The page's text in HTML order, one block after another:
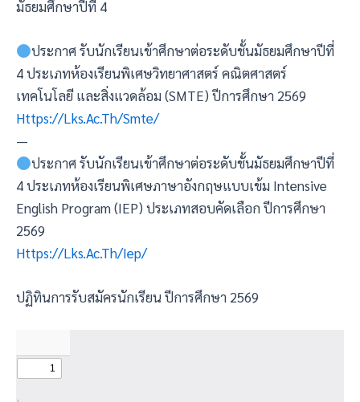
มัธยมศึกษาปีที่ 4
ประกาศ รับนักเรียนเข้าศึกษาต่อระดับชั้นมัธยมศึกษาปีที่
4 ประเภทห้องเรียนพิเศษวิทยาศาสตร์ คณิตศาสตร์
เทคโนโลยี และสิ่งแวดล้อม (SMTE) ปีการศึกษา 2569
Https://lks.ac.th/smte/
—
ประกาศ รับนักเรียนเข้าศึกษาต่อระดับชั้นมัธยมศึกษาปีที่
4 ประเภทห้องเรียนพิเศษภาษาอังกฤษแบบเข้ม Intensive
English Program (IEP) ประเภทสอบคัดเลือก ปีการศึกษา
2569
Https://lks.ac.th/iep/
ปฏิทินการรับสมัครนักเรียน ปีการศึกษา 2569